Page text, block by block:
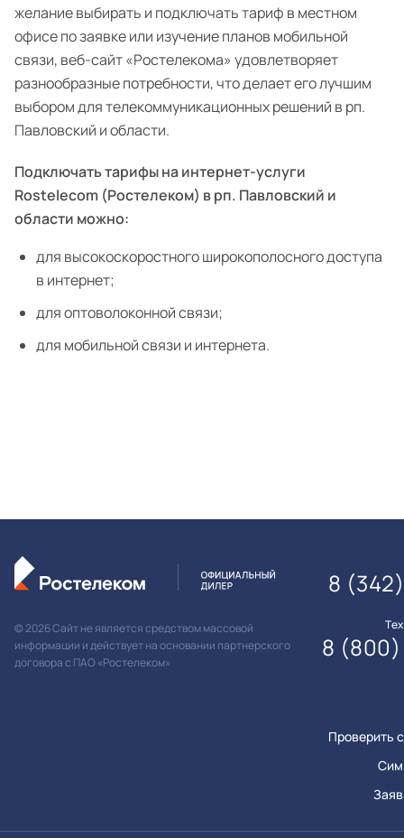
желание выбирать и подключать тариф в местном
офисе по заявке или изучение планов мобильной
связи, веб-сайт «Ростелекома» удовлетворяет
разнообразные потребности, что делает его лучшим
выбором для телекоммуникационных решений в рп.
Павловский и области.
Подключать тарифы на интернет-услуги
Rostelecom (Ростелеком) в рп. Павловский и
области можно:
для высокоскоростного широкополосного доступа
в интернет;
для оптоволоконной связи;
для мобильной связи и интернета.
© 2026 Сайт не является средством массовой
информации и действует на основании партнерского
договора с ПАО «Ростелеком»
Проверить
8
8